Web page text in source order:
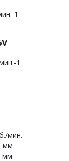
1
1
мин.
мм
мм